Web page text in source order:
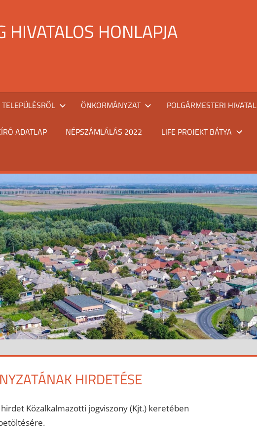
HIVATALOS HONLAPJA
TELEPÜLÉSRŐL ÖNKORMÁNYZAT POLGÁRMESTERI HIVATAL
ADATLAP NÉPSZÁMLÁLÁS 2022 LIFE PROJEKT BÁTYA
HIRDETÉSE
Közalkalmazotti jogviszony (Kjt.) keretében